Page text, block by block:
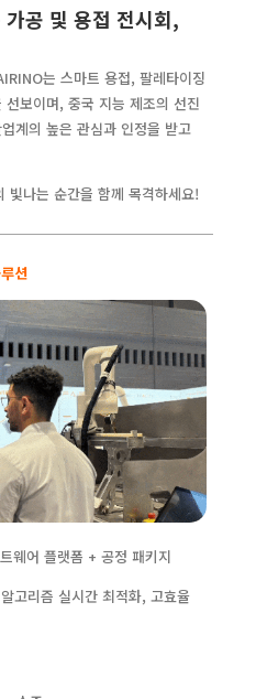
공 및 용접 전시회,
는 스마트 용접, 팔레타이징
보이며, 중국 지능 제조의 선진
계의 높은 관심과 인정을 받고
빛나는 순간을 함께 목격하세요!
션
웨어 플랫폼 + 공정 패키지
고리즘 실시간 최적화, 고효율